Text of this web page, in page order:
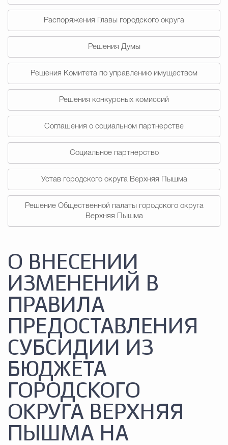
Общественная
Градостроительство и
Государственные организации
Распоряжения Главы городского округа
Решения Думы
Решения Комитета по управлению имуществом
Решения конкурсных комиссий
Соглашения о социальном партнерстве
Социальное партнерство
Устав городского округа Верхняя Пышма
Решение Общественной палаты городского округа
Верхняя Пышма
О ВНЕСЕНИИ
ИЗМЕНЕНИЙ В
ПРАВИЛА
ПРЕДОСТАВЛЕНИЯ
СУБСИДИИ ИЗ
БЮДЖЕТА
ГОРОДСКОГО
ОКРУГА ВЕРХНЯЯ
ПЫШМА НА